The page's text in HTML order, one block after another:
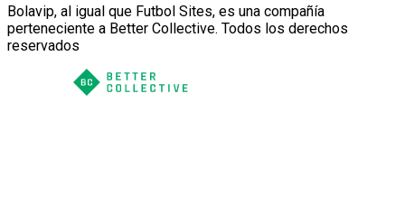
Bolavip, al igual que Futbol Sites, es una compañía
perteneciente a Better Collective. Todos los derechos
reservados